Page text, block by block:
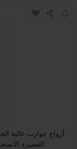
القصيرة